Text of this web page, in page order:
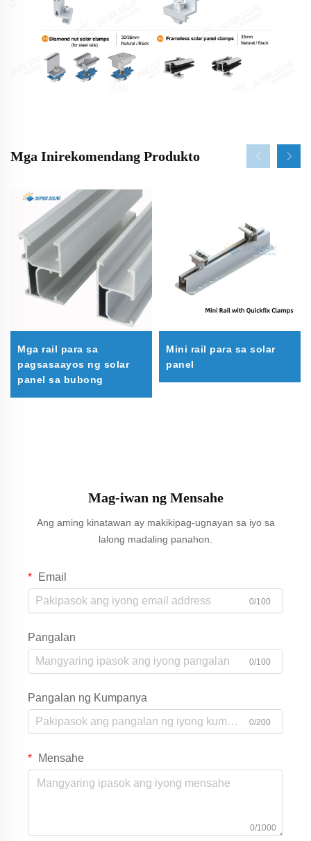
Mga Inirekomendang Produkto
Mga rail para sa
pagsasaayos ng solar
panel sa bubong
Mini rail para sa solar
panel
Mag-iwan ng Mensahe
Ang aming kinatawan ay makikipag-ugnayan sa iyo sa
lalong madaling panahon.
Email
0/100
Pangalan
0/100
Pangalan ng Kumpanya
0/200
Mensahe
0/1000